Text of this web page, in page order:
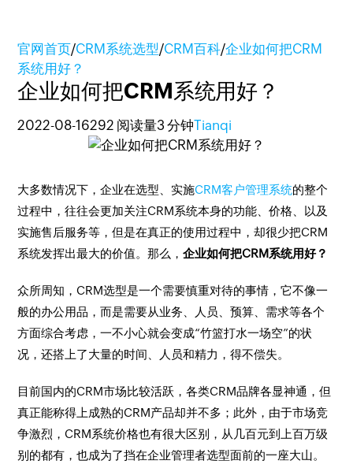
官网首页/CRM系统选型/CRM百科/企业如何把CRM
系统用好？
企业如何把CRM系统用好？
2022-08-16292 阅读量3 分钟Tianqi
大多数情况下，企业在选型、实施CRM客户管理系统的整个
过程中，往往会更加关注CRM系统本身的功能、价格、以及
实施售后服务等，但是在真正的使用过程中，却很少把CRM
系统发挥出最大的价值。那么，企业如何把CRM系统用好？
众所周知，CRM选型是一个需要慎重对待的事情，它不像一
般的办公用品，而是需要从业务、人员、预算、需求等各个
方面综合考虑，一不小心就会变成“竹篮打水一场空”的状
况，还搭上了大量的时间、人员和精力，得不偿失。
目前国内的CRM市场比较活跃，各类CRM品牌各显神通，但
真正能称得上成熟的CRM产品却并不多；此外，由于市场竞
争激烈，CRM系统价格也有很大区别，从几百元到上百万级
别的都有，也成为了挡在企业管理者选型面前的一座大山。